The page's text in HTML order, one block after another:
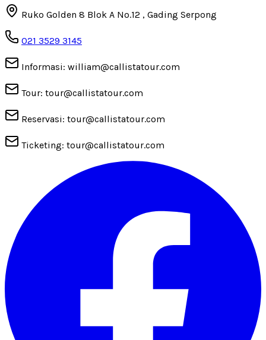
Ruko Golden 8 Blok A No.12 , Gading Serpong
021 3529 3145
Informasi: william@callistatour.com
Tour: tour@callistatour.com
Reservasi: tour@callistatour.com
Ticketing: tour@callistatour.com